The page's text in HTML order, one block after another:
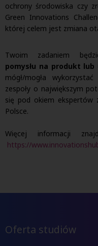
ochrony środowiska czy
Green Innovations
której celem jest zmiana
Twoim zadaniem
pomysłu na produkt lub
mógł/mogła
zespoły o największym
się pod okiem ekspertów
Polsce.
Więcej informacji
https://
Oferta studiów